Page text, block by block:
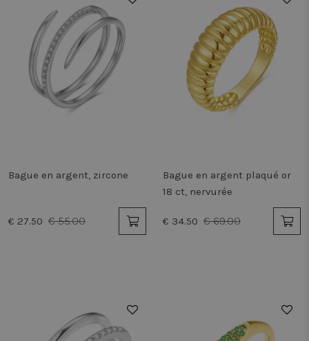
Bague en argent, zircone
€ 27.50 € 55.00
Bague en argent plaqué or
18 ct, nervurée
€ 34.50 € 69.00